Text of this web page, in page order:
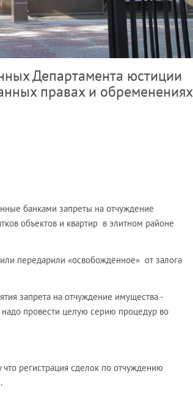
Департамента юстиции
правах и обременениях
банками запреты на отчуждение
объектов и квартир в элитном районе
передарили «освобождённое» от залога
запрета на отчуждение имущества -
провести целую серию процедур во
регистрация сделок по отчуждению